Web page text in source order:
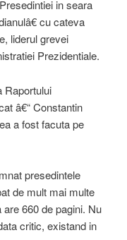
in seara
cu cateva
liderul grevei
Prezidentiale.
Raportului
â€“ Constantin
a fost facuta pe
presedintele
de mult mai multe
660 de pagini. Nu
critic, existand in